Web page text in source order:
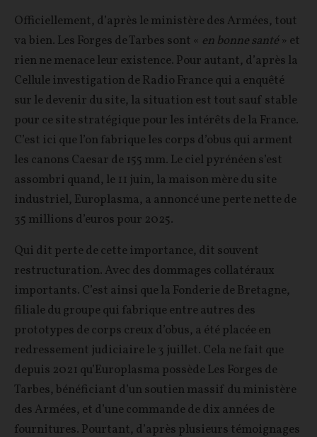
Officiellement, d’après le ministère des Armées, tout
va bien. Les Forges de Tarbes sont « en bonne santé» et
rien ne menace leur existence. Pour autant, d’après la
Cellule investigation de Radio France qui a enquêté
sur le devenir du site, la situation est tout sauf stable
pour ce site stratégique pour les intérêts de la France.
C’est ici que l’on fabrique les corps d’obus qui arment
les canons Caesar de 155 mm. Le ciel pyrénéen s’est
assombri quand, le 11 juin, la maison mère du site
industriel, Europlasma, a annoncé une perte nette de
35 millions d’euros pour 2025.
Qui dit perte de cette importance, dit souvent
restructuration. Avec des dommages collatéraux
importants. C’est ainsi que la Fonderie de Bretagne,
filiale du groupe qui fabrique entre autres des
prototypes de corps creux d’obus, a été placée en
redressement judiciaire le 3 juillet. Cela ne fait que
depuis 2021 qu’Europlasma possède Les Forges de
Tarbes, bénéficiant d’un soutien massif du ministère
des Armées, et d’une commande de dix années de
fournitures. Pourtant, d’après plusieurs témoignages